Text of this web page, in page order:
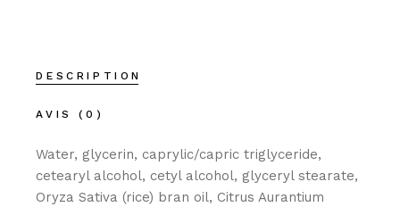
DESCRIPTION
AVIS (0)
Water, glycerin, caprylic/capric triglyceride,
cetearyl alcohol, cetyl alcohol, glyceryl stearate,
Oryza Sativa (rice) bran oil, Citrus Aurantium